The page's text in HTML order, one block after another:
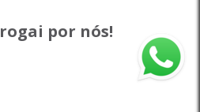
por nós!